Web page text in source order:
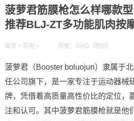
菠萝君筋膜枪怎么样哪款型
推荐BLJ-ZT多功能肌肉按
首页 > 家电 > 作者：XIAO（原创）
菠萝君（Booster boluojun）隶属于
任公司旗下，是一家专注于运动器械
牌，凭借着高质量高性价比的定位，
注和认可。其中菠萝君筋膜枪就是他